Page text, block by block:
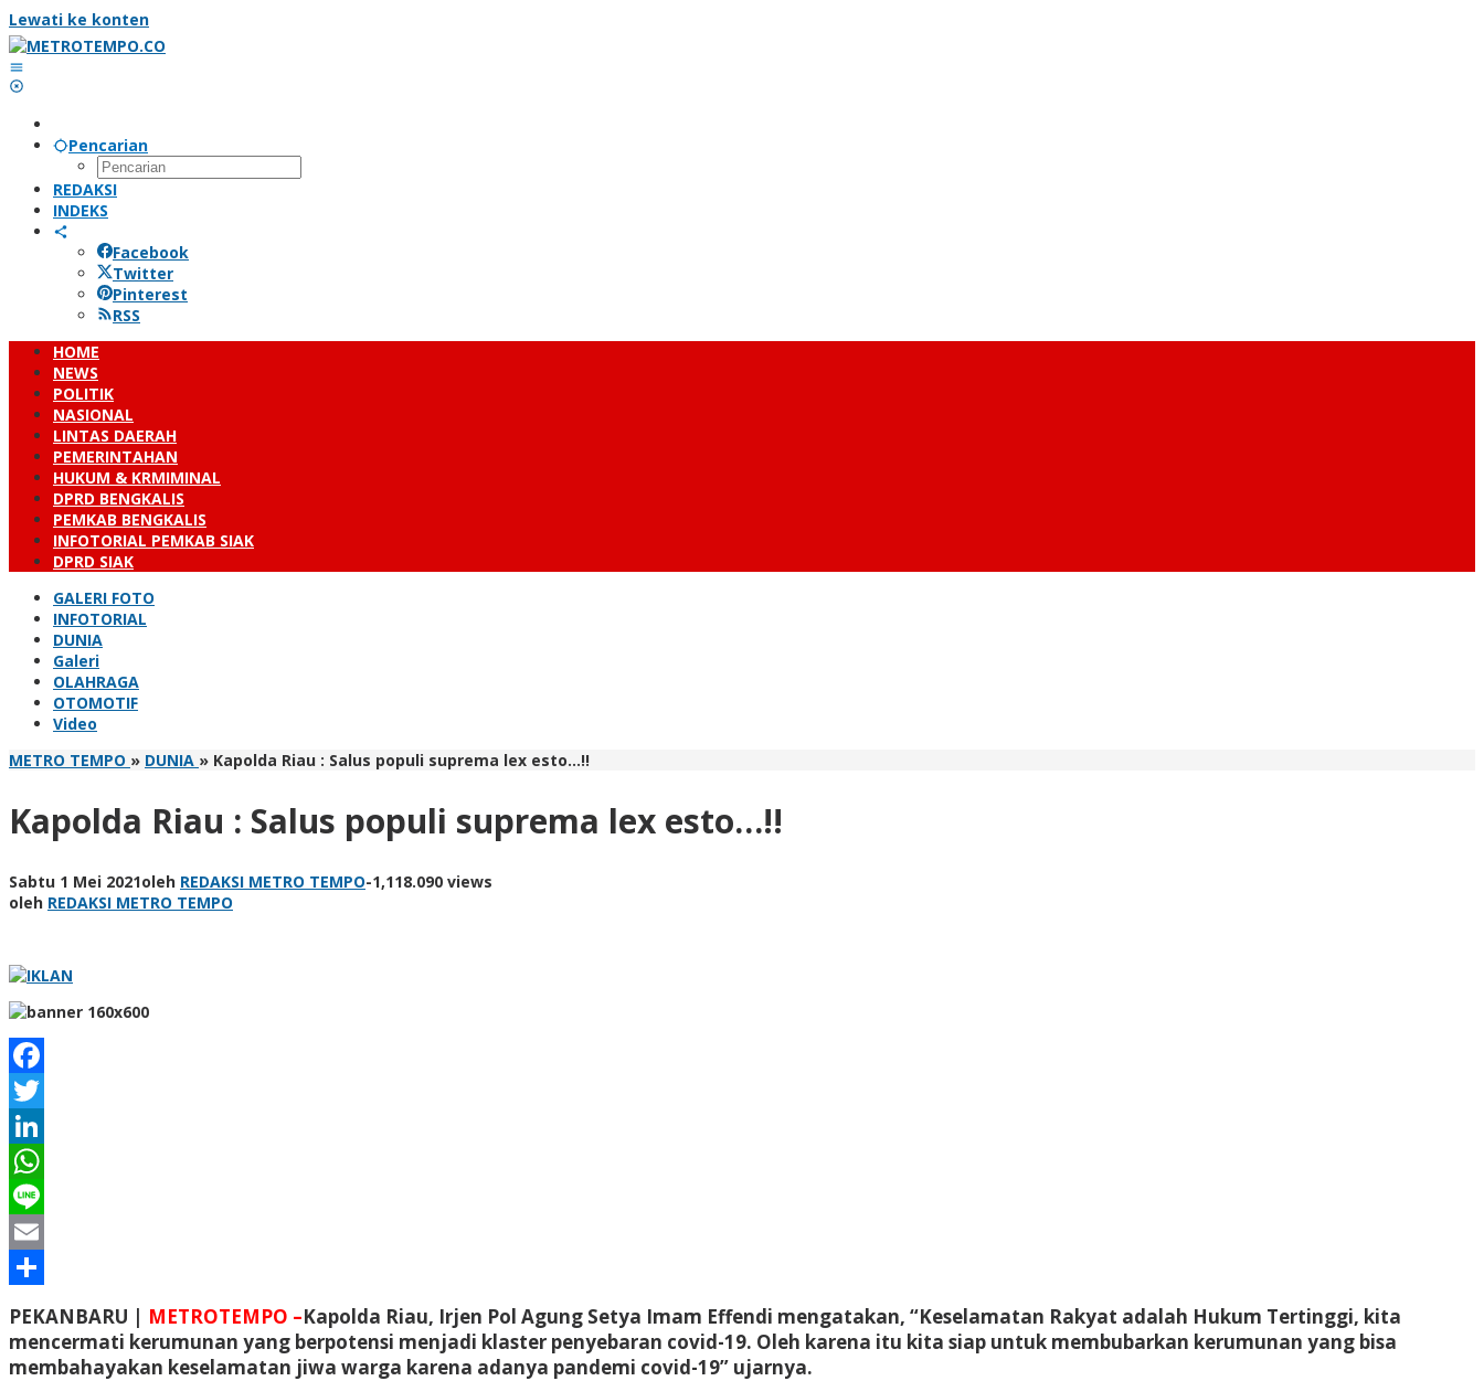
Lewati ke konten
Pencarian
REDAKSI
INDEKS
Facebook
Twitter
Pinterest
RSS
HOME
NEWS
POLITIK
NASIONAL
LINTAS DAERAH
PEMERINTAHAN
HUKUM & KRMIMINAL
DPRD BENGKALIS
PEMKAB BENGKALIS
INFOTORIAL PEMKAB SIAK
DPRD SIAK
GALERI FOTO
INFOTORIAL
DUNIA
Galeri
OLAHRAGA
OTOMOTIF
Video
METRO TEMPO » DUNIA » Kapolda Riau : Salus populi suprema lex esto…!!
Kapolda Riau : Salus populi suprema lex esto…!!
Sabtu 1 Mei 2021oleh REDAKSI METRO TEMPO-1,118.090 views
oleh REDAKSI METRO TEMPO
Facebook
Twitter
LinkedIn
WhatsApp
Line
Email
PEKANBARU | METROTEMPO –Kapolda Riau, Irjen Pol Agung Setya Imam Effendi mengatakan, “Keselamatan Rakyat adalah Hukum Tertinggi, kita
mencermati kerumunan yang berpotensi menjadi klaster penyebaran covid-19. Oleh karena itu kita siap untuk membubarkan kerumunan yang bisa
membahayakan keselamatan jiwa warga karena adanya pandemi covid-19” ujarnya.